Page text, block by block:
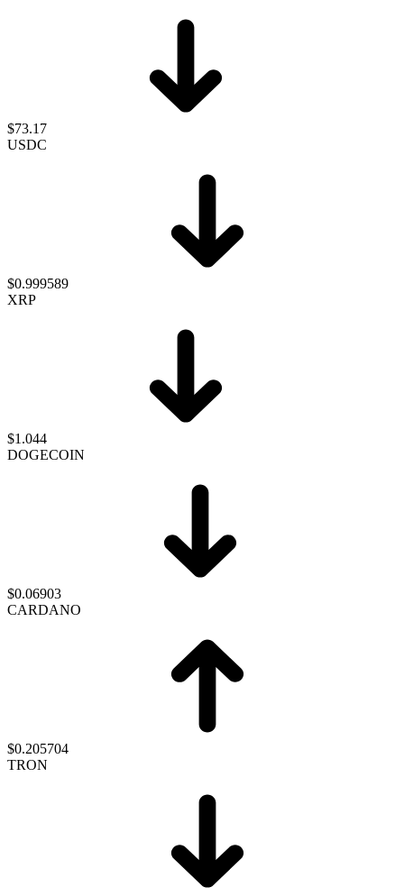
$73.17
USDC
$0.999589
XRP
$1.044
DOGECOIN
$0.06903
CARDANO
$0.205704
TRON